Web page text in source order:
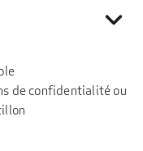
expand_more
de confidentialité ou